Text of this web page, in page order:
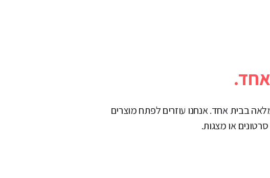
אחד.
מלאה בבית אחד. אנחנו עוזרים לפתח מוצרים
או מצגות.